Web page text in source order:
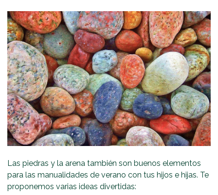
Las piedras y la arena también son buenos elementos
para las manualidades de verano con tus hijos e hijas. Te
proponemos varias ideas divertidas: